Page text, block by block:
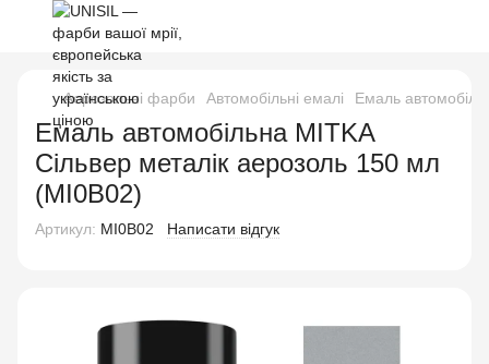
Аерозольні фарби Автомобільні емалі Емаль
Емаль автомобільна MITKA
Сільвер металік аерозоль 150 мл
(MI0B02)
Артикул: MI0B02 Написати відгук